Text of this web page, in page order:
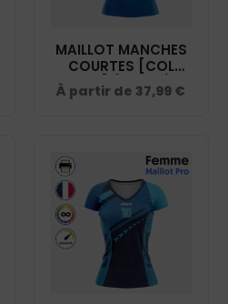
MAILLOT MANCHES
COURTES [COL
ROND] (FEMME) -
HORSE BALL
À partir de 37,99 €